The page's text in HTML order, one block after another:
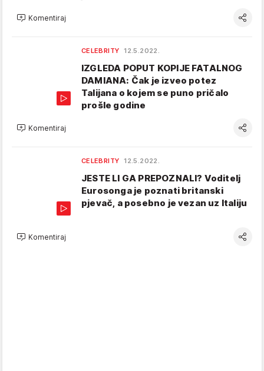
Komentiraj
CELEBRITY 12.5.2022.
IZGLEDA POPUT KOPIJE FATALNOG
DAMIANA: Čak je izveo potez
Talijana o kojem se puno pričalo
prošle godine
Komentiraj
CELEBRITY 12.5.2022.
JESTE LI GA PREPOZNALI? Voditelj
Eurosonga je poznati britanski
pjevač, a posebno je vezan uz Italiju
Komentiraj